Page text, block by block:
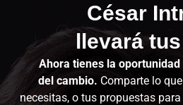
César
llevará
Ahora tienes la
del cambio. Comparte lo
necesitas, o tus propuestas